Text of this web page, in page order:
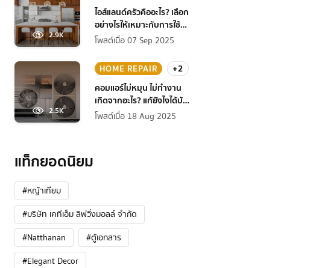
2.9K
ไอส์แลนด์ครัวคืออะไร? เลือก
อย่างไรให้เหมาะกับการใช้
งานที่บ้าน
โพสต์เมื่อ 07 Sep 2025
2.5K
HOME REPAIR
+2
คอมแอร์ไม่หมุน ไม่ทํางาน
เกิดจากอะไร? แก้ยังไงได้บ้าง
ก่อนแอร์พัง!
โพสต์เมื่อ 18 Aug 2025
แท็กยอดนิยม
#หญ้าเทียม
#บริษัท เคทีเอ็ม ลิฟวิ่งมอลล์ จำกัด
#Natthanan
#ตู้เอกสาร
#Elegant Decor